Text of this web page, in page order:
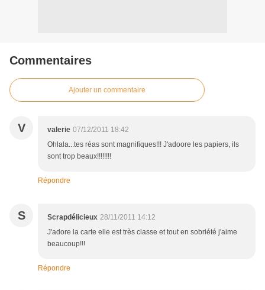
Commentaires
Ajouter un commentaire
V valerie 07/12/2011 18:42
Ohlala...tes réas sont magnifiques!!! J'adoore les papiers, ils
sont trop beaux!!!!!!!!
Répondre
S Scrapdélicieux 28/11/2011 14:12
J'adore la carte elle est très classe et tout en sobriété j'aime
beaucoup!!!
Répondre